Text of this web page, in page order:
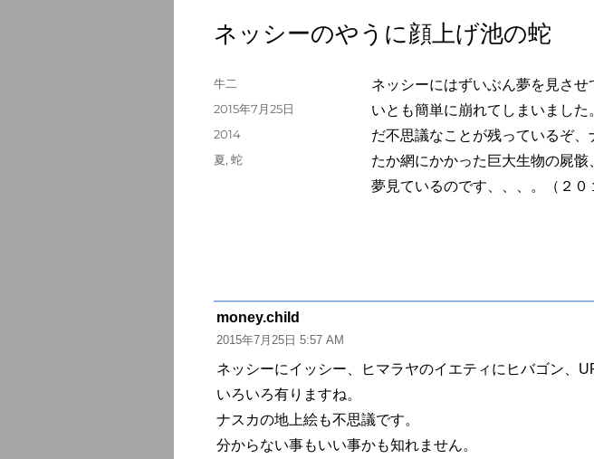
ネッシーのやうに顔上げ池の蛇
ネッシーにはずいぶん夢を見さ
いとも簡単に崩れてしまいました
だ不思議なことが残っているぞ
たか網にかかった巨大生物の屍
夢見ているのです、、、。（２０
投
牛二
投
2015年7月25日
カ
テ
2014
タ
夏, 蛇
money.child
り:
2015年7月25日 5:57 AM
ネッシーにイッシー、ヒマラヤのイエティにヒバゴン、
いろいろ有りますね。
ナスカの地上絵も不思議です。
分からない事もいい事かも知れません。